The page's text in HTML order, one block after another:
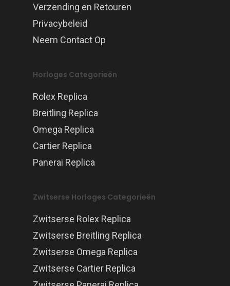
Verzending en Retouren
Privacybeleid
Neem Contact Op
Horloges Categorieën
Rolex Replica
Breitling Replica
Omega Replica
Cartier Replica
Panerai Replica
Zwitserse Horloges Categorieën
Zwitserse Rolex Replica
Zwitserse Breitling Replica
Zwitserse Omega Replica
Zwitserse Cartier Replica